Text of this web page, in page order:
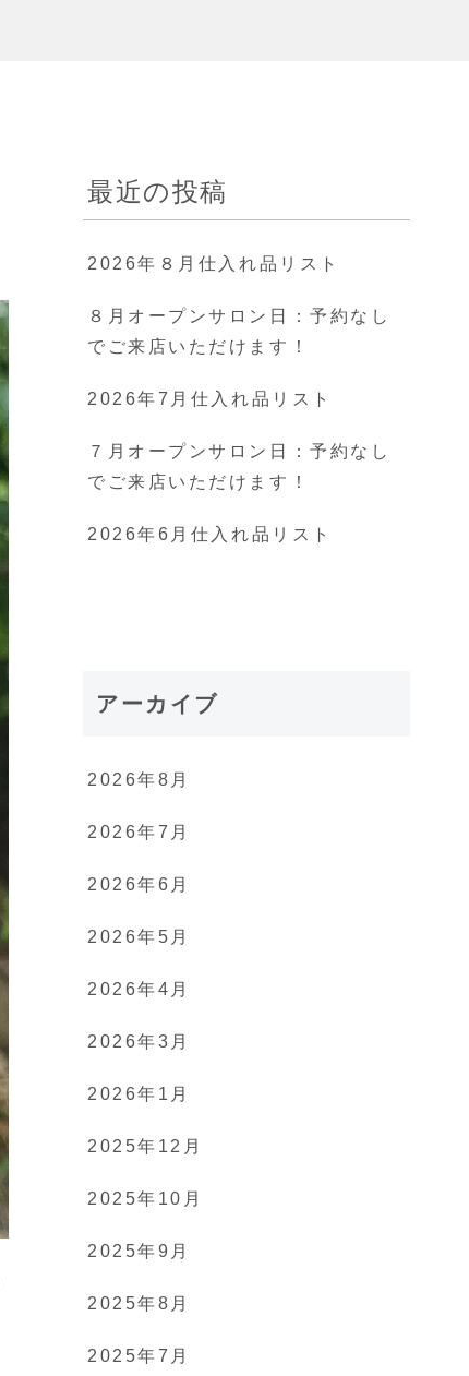
最近の投稿
2026年８月仕入れ品リスト
８月オープンサロン日：予約なし
でご来店いただけます！
2026年7月仕入れ品リスト
７月オープンサロン日：予約なし
でご来店いただけます！
2026年6月仕入れ品リスト
アーカイブ
2026年8月
2026年7月
2026年6月
2026年5月
2026年4月
2026年3月
2026年1月
2025年12月
2025年10月
2025年9月
2025年8月
2025年7月